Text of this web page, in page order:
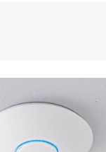
и
заказ прямо